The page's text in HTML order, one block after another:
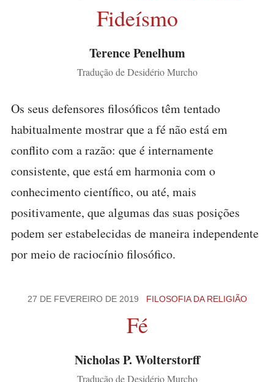
Fideísmo
Terence Penelhum
Tradução de Desidério Murcho
Os seus defensores filosóficos têm tentado
habitualmente mostrar que a fé não está em
conflito com a razão: que é internamente
consistente, que está em harmonia com o
conhecimento científico, ou até, mais
positivamente, que algumas das suas posições
podem ser estabelecidas de maneira independente
por meio de raciocínio filosófico.
27 DE FEVEREIRO DE 2019 FILOSOFIA DA RELIGIÃO
Fé
Nicholas P. Wolterstorff
Tradução de Desidério Murcho